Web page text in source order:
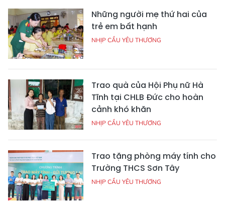
Những người mẹ thứ hai của
trẻ em bất hạnh
NHỊP CẦU YÊU THƯƠNG
Trao quà của Hội Phụ nữ Hà
Tĩnh tại CHLB Đức cho hoàn
cảnh khó khăn
NHỊP CẦU YÊU THƯƠNG
Trao tặng phòng máy tính cho
Trường THCS Sơn Tây
NHỊP CẦU YÊU THƯƠNG